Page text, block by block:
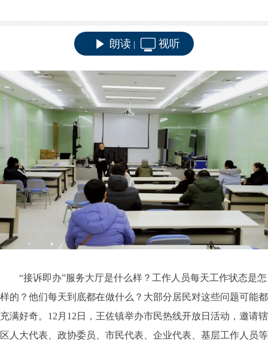
朗读 视听
“接诉即办”服务大厅是什么样？工作人员每天工作状态是怎
样的？他们每天到底都在做什么？大部分居民对这些问题可能都
充满好奇。12月12日，王佐镇举办市民热线开放日活动，邀请辖
区人大代表、政协委员、市民代表、企业代表、基层工作人员等